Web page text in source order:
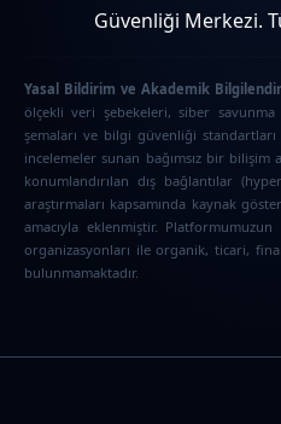
Güvenliği Merkezi.
Yasal Bildirim ve Akademik
ölçekli veri şebekeleri, siber savunma
şemaları ve bilgi güvenliği
incelemeler sunan bağımsız bir bilişim
konumlandırılan dış bağlantılar
araştırmaları kapsamında kaynak
amacıyla eklenmiştir.
organizasyonları ile organik, ticari,
bulunmamaktadır.